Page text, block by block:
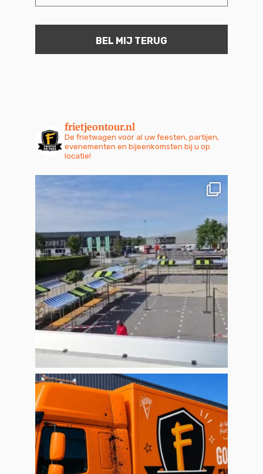
frietjeontour.nl
De frietwagen voor al uw feesten, partijen,
evenementen en bijeenkomsten bij u op
locatie!